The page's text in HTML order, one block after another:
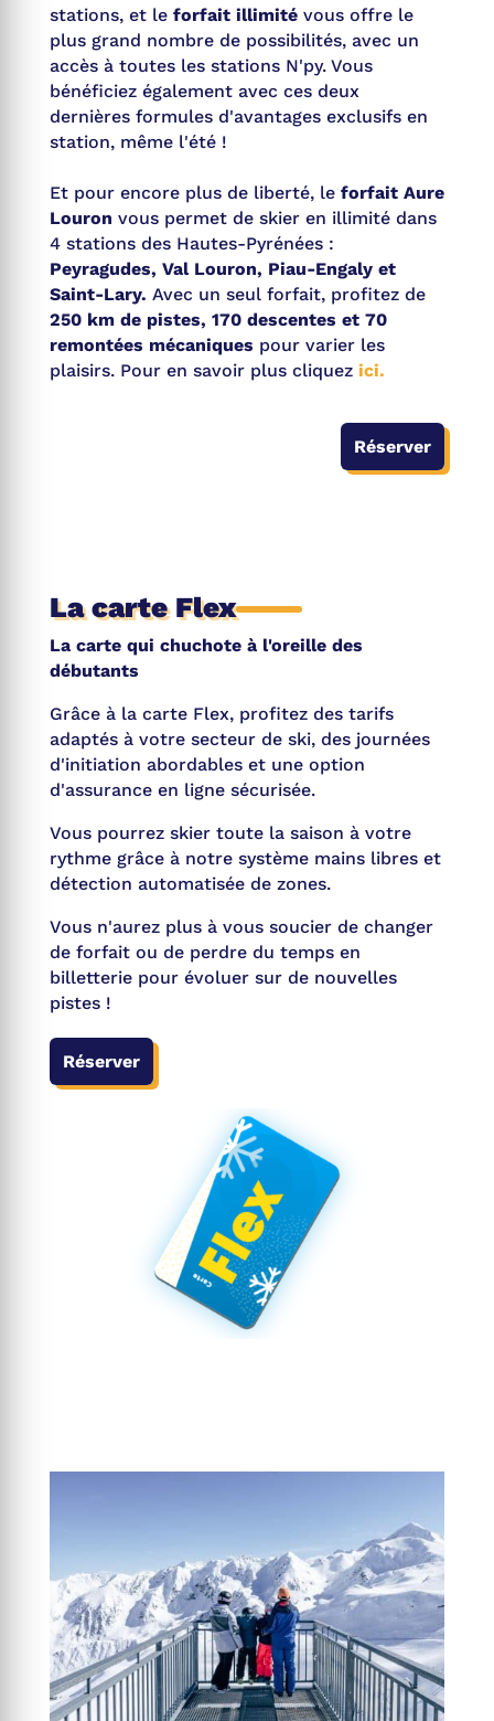
stations, et le forfait illimitévous offre le
plus grand nombre de possibilités, avec un
accès à toutes les stations N'py. Vous
bénéficiez également avec ces deux
dernières formules d'avantages exclusifs en
station, même l'été !
Et pour encore plus de liberté, le forfait Aure
Louron vous permet de skier en illimité dans
4 stations des Hautes-Pyrénées :
Peyragudes, Val Louron, Piau-Engaly et
Saint-Lary. Avec un seul forfait, profitez de
250 km de pistes, 170 descentes et 70
remontées mécaniques pour varier les
plaisirs. Pour en savoir plus cliquez ici.
Réserver
La carte Flex
La carte qui chuchote à l'oreille des
débutants
Grâce à la carte Flex, profitez des tarifs
adaptés à votre secteur de ski, des journées
d'initiation abordables et une option
d'assurance en ligne sécurisée.
Vous pourrez skier toute la saison à votre
rythme grâce à notre système mains libres et
détection automatisée de zones.
Vous n'aurez plus à vous soucier de changer
de forfait ou de perdre du temps en
billetterie pour évoluer sur de nouvelles
pistes !
Réserver